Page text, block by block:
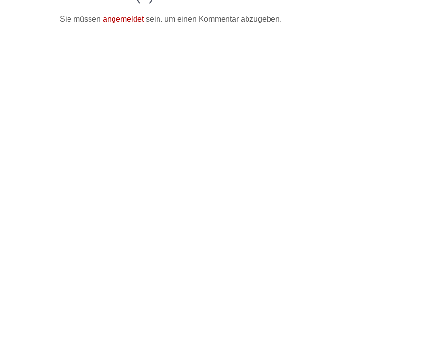
Sie müssen angemeldetsein, um einen Kommentar abzugeben.